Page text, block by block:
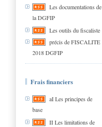
Les documentations de
la DGFIP
Les outils du fiscaliste
précis de FISCALITE
2018 DGFIP
Frais financiers
aI Les principes de
base
II Les limitations de